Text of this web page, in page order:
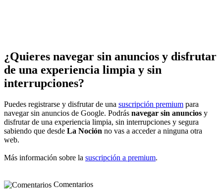
¿Quieres navegar sin anuncios y disfrutar
de una experiencia limpia y sin
interrupciones?
Puedes registrarse y disfrutar de una suscripción premium para
navegar sin anuncios de Google. Podrás navegar sin anuncios y
disfrutar de una experiencia limpia, sin interrupciones y segura
sabiendo que desde La Noción no vas a acceder a ninguna otra
web.
Más información sobre la suscripción a premium.
Comentarios